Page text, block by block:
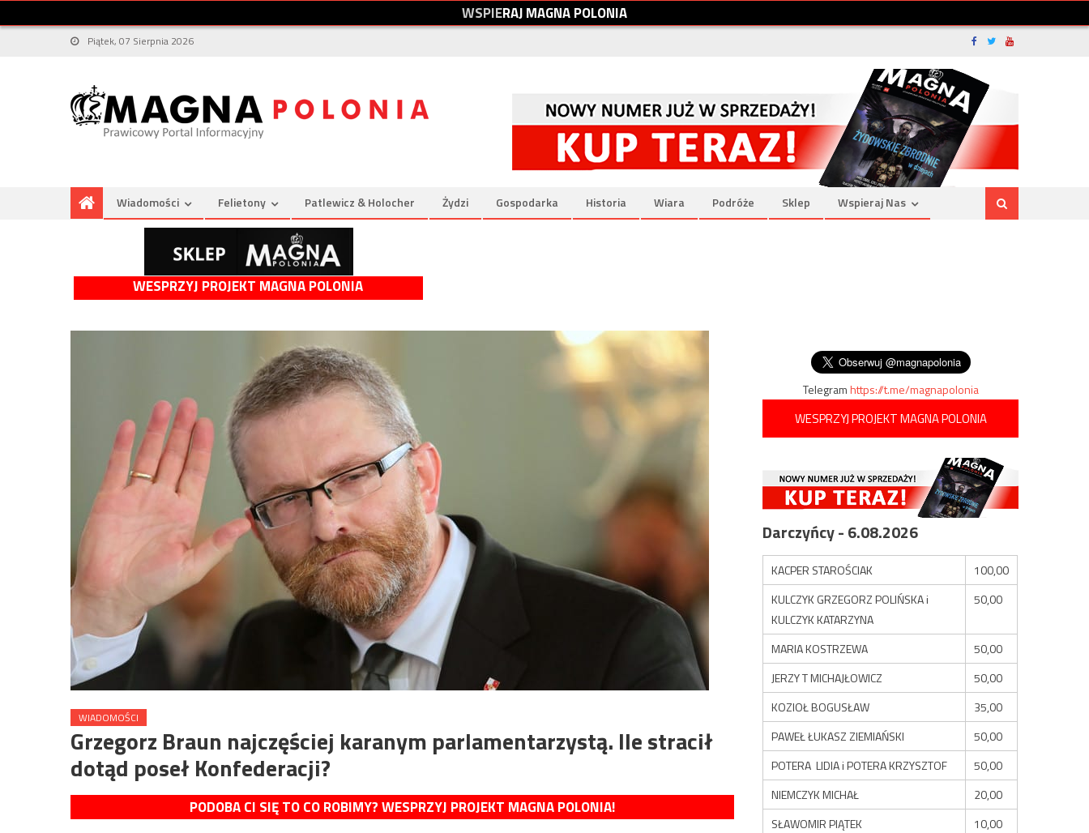
WSPIERAJMAGNAPOLONIA
Piątek, 07 Sierpnia 2026
Wiadomości Felietony Patlewicz & Holocher Żydzi Gospodarka Historia Wiara Podróże Sklep Wspieraj Nas
WESPRZYJ PROJEKT MAGNA POLONIA
WIADOMOŚCI
Grzegorz Braun najczęściej karanym parlamentarzystą. Ile stracił
dotąd poseł Konfederacji?
PODOBA CI SIĘ TO CO ROBIMY? WESPRZYJ PROJEKT MAGNA POLONIA!
Telegramhttps://t.me/magnapolonia
WESPRZYJ PROJEKT MAGNA POLONIA
Darczyńcy - 6.08.2026
KACPER STAROŚCIAK
100,00
KULCZYK GRZEGORZ POLIŃSKA i
KULCZYK KATARZYNA
50,00
MARIA KOSTRZEWA
50,00
JERZY T MICHAJŁOWICZ
50,00
KOZIOŁ BOGUSŁAW
35,00
PAWEŁ ŁUKASZ ZIEMIAŃSKI
50,00
POTERA LIDIA i POTERA KRZYSZTOF
50,00
NIEMCZYK MICHAŁ
20,00
SŁAWOMIR PIĄTEK
10,00